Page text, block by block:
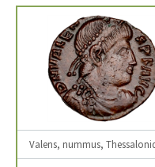
Valens, nummus,